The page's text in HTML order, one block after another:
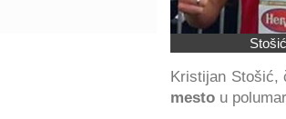
Kristijan Stošić,
mesto u